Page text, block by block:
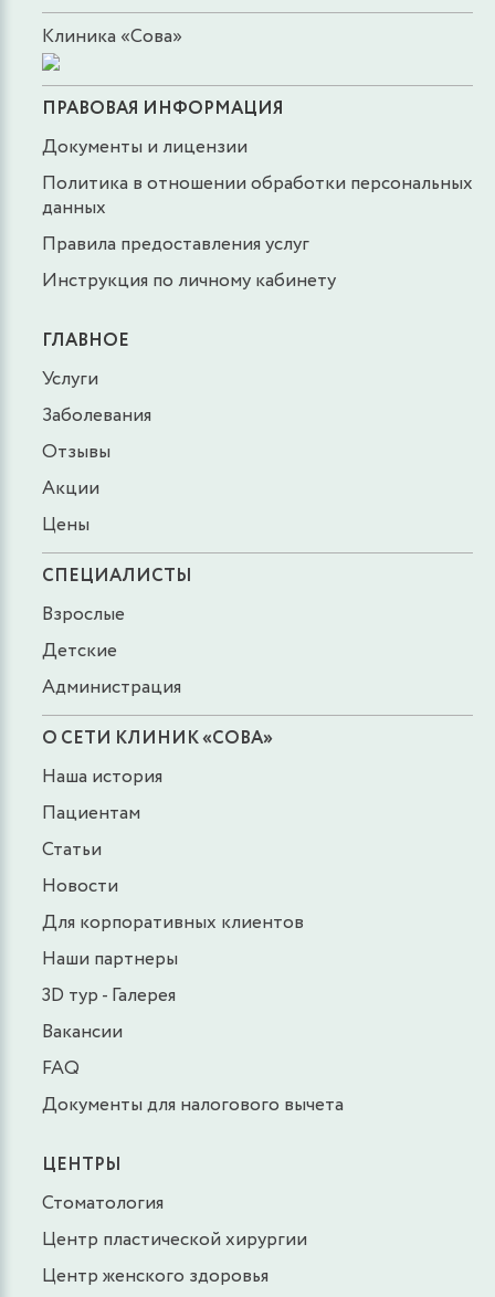
Клиника «Сова»
ПРАВОВАЯ ИНФОРМАЦИЯ
Документы и лицензии
Политика в отношении обработки персональных
данных
Правила предоставления услуг
Инструкция по личному кабинету
ГЛАВНОЕ
Услуги
Заболевания
Отзывы
Акции
Цены
СПЕЦИАЛИСТЫ
Взрослые
Детские
Администрация
О СЕТИ КЛИНИК «СОВА»
Наша история
Пациентам
Статьи
Новости
Для корпоративных клиентов
Наши партнеры
3D тур - Галерея
Вакансии
FAQ
Документы для налогового вычета
ЦЕНТРЫ
Стоматология
Центр пластической хирургии
Центр женского здоровья